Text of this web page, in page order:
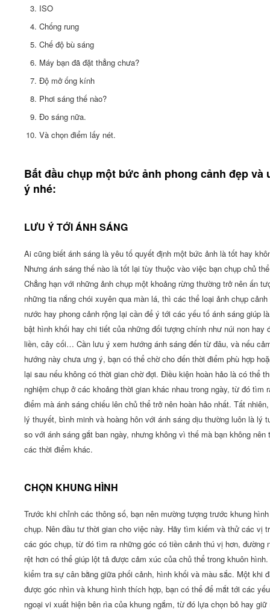
ISO
Chống rung
Chế độ bù sáng
Máy bạn đã đặt thẳng chưa?
Độ mở ống kính
Phơi sáng thế nào?
Đo sáng nữa.
Và chọn điểm lấy nét.
Bắt đầu chụp một bức ảnh phong cảnh đẹp và
ý nhé:
LƯU Ý TỚI ÁNH SÁNG
Ai cũng biết ánh sáng là yêu tố quyết định một bức ảnh là tốt hay
Nhưng ánh sáng thế nào là tốt lại tùy thuộc vào việc bạn chụp chủ
Chẳng hạn với những ảnh chụp một khoảng rừng thường trở nên ấn
những tia nắng chói xuyên qua màn lá, thì các thể loại ảnh chụp cảnh
nước hay phong cảnh rộng lại cần để ý tới các yếu tố ánh sáng giúp
bật hình khối hay chi tiết của những đối tượng chính như núi non hay
liền, cây cối… Cần lưu ý xem hướng ánh sáng đến từ đâu, và nếu
hướng này chưa ưng ý, bạn có thể chờ cho đến thời điểm phù hợp
lại sau nếu không có thời gian chờ đợi. Điều kiện hoàn hảo là có thể
nghiệm chụp ở các khoảng thời gian khác nhau trong ngày, từ đó tìm
điểm mà ánh sáng chiếu lên chủ thể trở nên hoàn hảo nhất. Tất
lý thuyết, bình minh và hoàng hôn với ánh sáng dịu thường luôn là lý
so với ánh sáng gắt ban ngày, nhưng không vì thế mà bạn không nên
các thời điểm khác.
CHỌN KHUNG HÌNH
Trước khi chỉnh các thông số, bạn nên mường tượng trước khung
chụp. Nên đầu tư thời gian cho việc này. Hãy tìm kiếm và thử các vị
các góc chụp, từ đó tìm ra những góc có tiền cảnh thú vị hơn, đường
rệt hơn có thể giúp lột tả được cảm xúc của chủ thể trong khuôn hình.
kiểm tra sự cân bằng giữa phối cảnh, hình khối và màu sắc. Một khi
được góc nhìn và khung hình thích hợp, bạn có thể để mắt tới các
ngoại vi xuất hiện bên rìa của khung ngắm, từ đó lựa chọn bỏ hay giữ